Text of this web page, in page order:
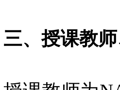
三、授课教